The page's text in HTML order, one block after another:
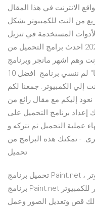
الانترنت في هذا المقال
من النت للكمبيوتر بشكل
المستخدمة في تنزيل
الفيديو وال 30 تشرين الأول (أكتوبر) 2020 احدث برامج التحميل من
الانترنت وهم اشهر مانجر وبرنامج
التحميل من اليوتيوب للكمبيوتر وطبعا" لم ننسي برنامج افضل 10
إلي الكمبيوتر. جمعنا لكم
إليكم مع مقال رائع من
برنامج التحميل على
عملية التحميل ثم تتركه و
- تمكنك هذه البرامج من
تحميل برنامج Paint.net افضل برنامج تعديل الصور للكمبيوتر ،
برنامج Paint.net يعد اشهر برامج تعديل الصور وقص الصور للكمبيوتر
لك قص وتعديل الصور وعمل